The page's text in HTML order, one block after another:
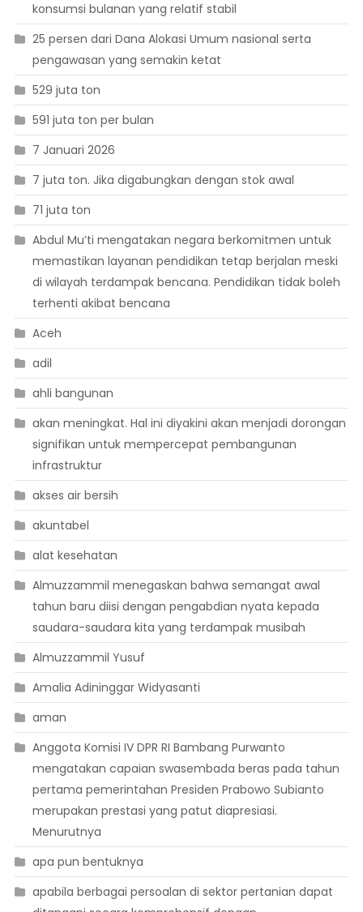
konsumsi bulanan yang relatif stabil
25 persen dari Dana Alokasi Umum nasional serta
pengawasan yang semakin ketat
529 juta ton
591 juta ton per bulan
7 Januari 2026
7 juta ton. Jika digabungkan dengan stok awal
71 juta ton
Abdul Mu’ti mengatakan negara berkomitmen untuk
memastikan layanan pendidikan tetap berjalan meski
di wilayah terdampak bencana. Pendidikan tidak boleh
terhenti akibat bencana
Aceh
adil
ahli bangunan
akan meningkat. Hal ini diyakini akan menjadi dorongan
signifikan untuk mempercepat pembangunan
infrastruktur
akses air bersih
akuntabel
alat kesehatan
Almuzzammil menegaskan bahwa semangat awal
tahun baru diisi dengan pengabdian nyata kepada
saudara-saudara kita yang terdampak musibah
Almuzzammil Yusuf
Amalia Adininggar Widyasanti
aman
Anggota Komisi IV DPR RI Bambang Purwanto
mengatakan capaian swasembada beras pada tahun
pertama pemerintahan Presiden Prabowo Subianto
merupakan prestasi yang patut diapresiasi.
Menurutnya
apa pun bentuknya
apabila berbagai persoalan di sektor pertanian dapat